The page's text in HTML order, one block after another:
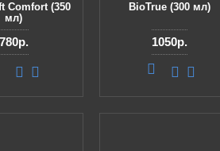
Comfort (350
мл)
780р.
BioTrue (300 мл)
1050р.